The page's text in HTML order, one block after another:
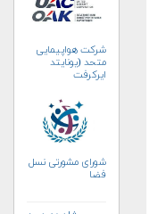
شرکت هواپیمایی
متحد (یونایتد
ایرکرفت
شورای مشورتی نسل
فضا